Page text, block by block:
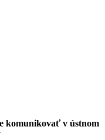
komunikovať v ústnom